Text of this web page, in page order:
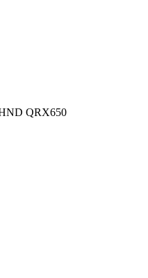
QRX650